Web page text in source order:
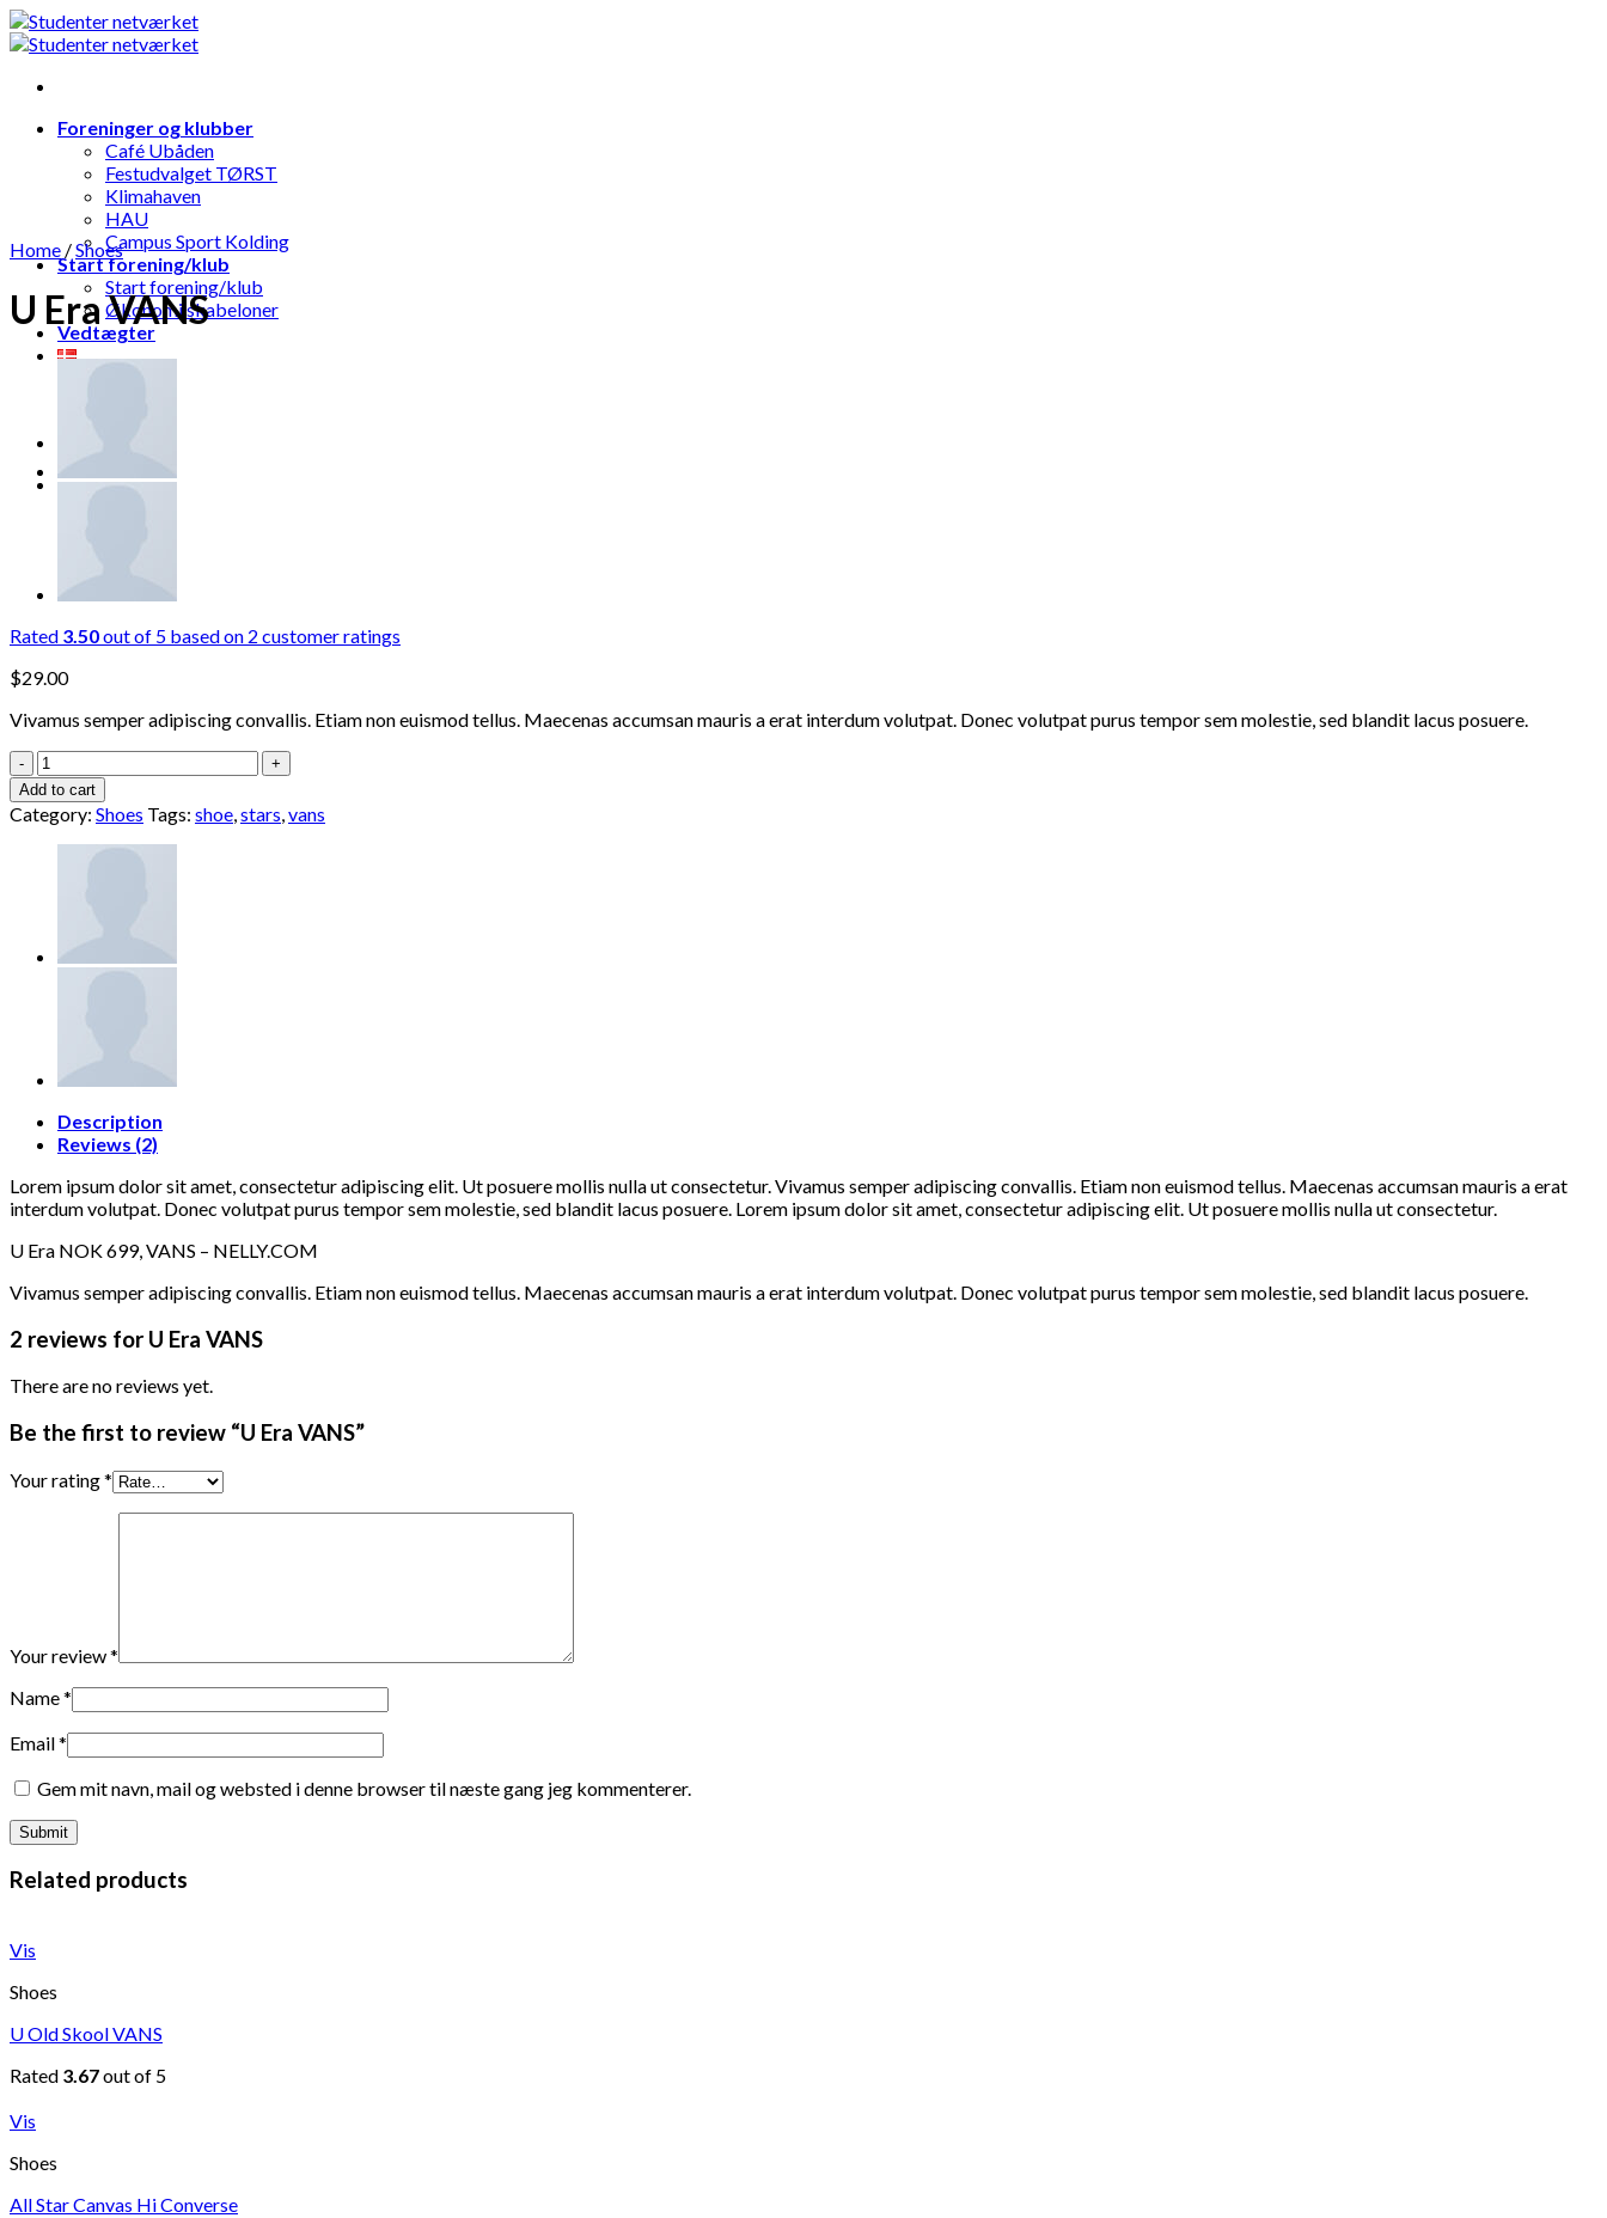
Skip
to
Foreninger og klubber
Café Ubåden
Festudvalget TØRST
Klimahaven
HAU
Campus Sport Kolding
Start forening/klub
Start forening/klub
Økonomi skabeloner
Vedtægter
Home /Shoes
U Era VANS
Rated 3.50out of 5 based on 2 customer ratings
$29.00
Vivamus semper adipiscing convallis. Etiam non euismod tellus. Maecenas accumsan mauris a erat interdum volutpat. Donec volutpat purus tempor sem molestie, sed blandit lacus posuere.
U
Era
VANS
quantity
Add to cart
Category: Shoes Tags: shoe,stars,vans
Description
Reviews (2)
Lorem ipsum dolor sit amet, consectetur adipiscing elit. Ut posuere mollis nulla ut consectetur. Vivamus semper adipiscing convallis. Etiam non euismod tellus. Maecenas accumsan mauris a erat
interdum volutpat. Donec volutpat purus tempor sem molestie, sed blandit lacus posuere. Lorem ipsum dolor sit amet, consectetur adipiscing elit. Ut posuere mollis nulla ut consectetur.
U Era NOK 699, VANS – NELLY.COM
Vivamus semper adipiscing convallis. Etiam non euismod tellus. Maecenas accumsan mauris a erat interdum volutpat. Donec volutpat purus tempor sem molestie, sed blandit lacus posuere.
2 reviews for U Era VANS
There are no reviews yet.
Be the first to review “U Era VANS”
Your rating*
Your review*
Name*
Email*
Gem mit navn, mail og websted i denne browser til næste gang jeg kommenterer.
Related products
Vis
Shoes
U Old Skool VANS
Rated 3.67out of 5
Vis
Shoes
All Star Canvas Hi Converse